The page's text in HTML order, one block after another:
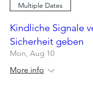
Multiple Dates
Kindliche Signale
Sicherheit geben
Mon, Aug 10
More info